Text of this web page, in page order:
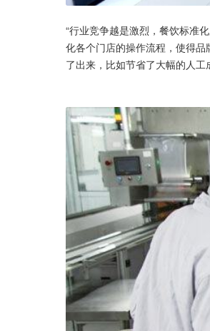
“行业竞争越是激烈，餐饮标准
化各个门店的操作流程，使得
了出来，比如节省了大幅的人